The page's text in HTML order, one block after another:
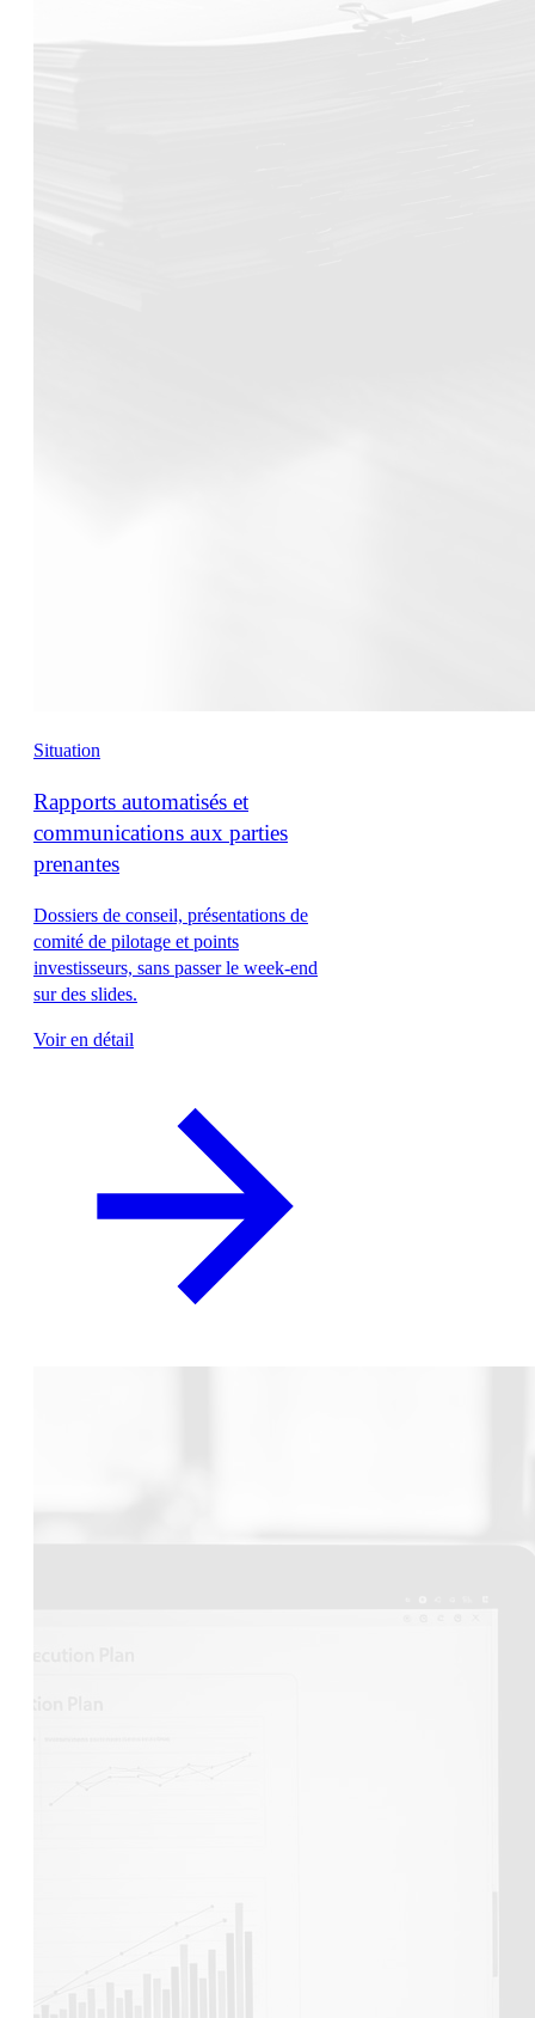
Situation
Rapports automatisés et
communications aux parties
prenantes
Dossiers de conseil, présentations de
comité de pilotage et points
investisseurs, sans passer le week-end
sur des slides.
Voir en détail